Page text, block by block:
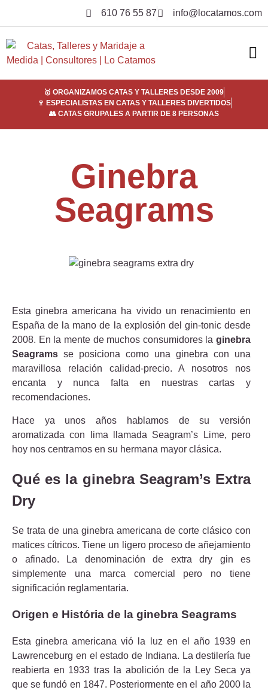
610 76 55 87 info@locatamos.com
🥇 ORGANIZAMOS CATAS Y TALLERES DESDE 2009
🍷 ESPECIALISTAS EN CATAS Y TALLERES DIVERTIDOS
👥 CATAS GRUPALES A PARTIR DE 8 PERSONAS
Ginebra
Seagrams
Esta ginebra americana ha vivido un renacimiento en
España de la mano de la explosión del gin-tonic desde
2008. En la mente de muchos consumidores laginebra
Seagrams se posiciona como una ginebra con una
maravillosa relación calidad-precio. A nosotros nos
encanta y nunca falta en nuestras cartas y
recomendaciones.
Hace ya unos años hablamos de su versión
aromatizada con lima llamada Seagram’s Lime, pero
hoy nos centramos en su hermana mayor clásica.
Qué es la ginebra Seagram’s Extra
Dry
Se trata de una ginebra americana de corte clásico con
matices cítricos. Tiene un ligero proceso de añejamiento
o afinado. La denominación de extra dry gin es
simplemente una marca comercial pero no tiene
significación reglamentaria.
Origen e História de la ginebra Seagrams
Esta ginebra americana vió la luz en el año 1939 en
Lawrenceburg en el estado de Indiana. La destilería fue
reabierta en 1933 tras la abolición de la Ley Seca ya
que se fundó en 1847. Posteriormente en el año 2000 la